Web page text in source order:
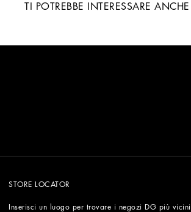
TI POTREBBE INTERESSARE ANCHE
STORE LOCATOR
Inserisci un luogo per trovare i negozi DG più vicini